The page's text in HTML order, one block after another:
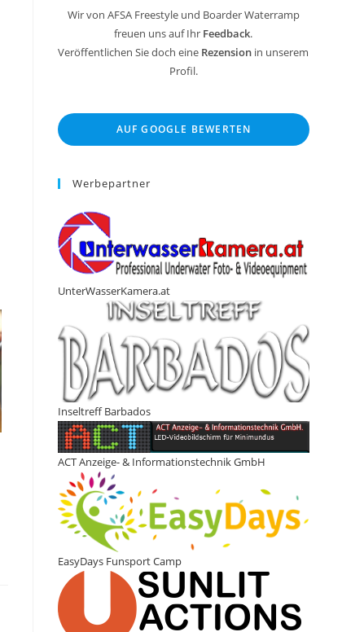
Wir von AFSA Freestyle und Boarder Waterramp
freuen uns auf Ihr Feedback.
Veröffentlichen Sie doch eine Rezension in unserem
Profil.
AUF GOOGLE BEWERTEN
Werbepartner
UnterWasserKamera.at
Inseltreff Barbados
ACT Anzeige- & Informationstechnik GmbH
EasyDays Funsport Camp